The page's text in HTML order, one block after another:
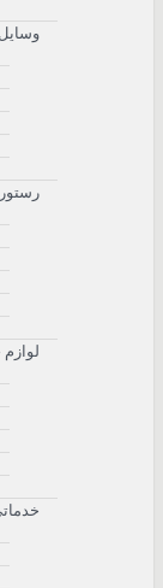
وسایل
رستوران و
لوازم
خدماتی